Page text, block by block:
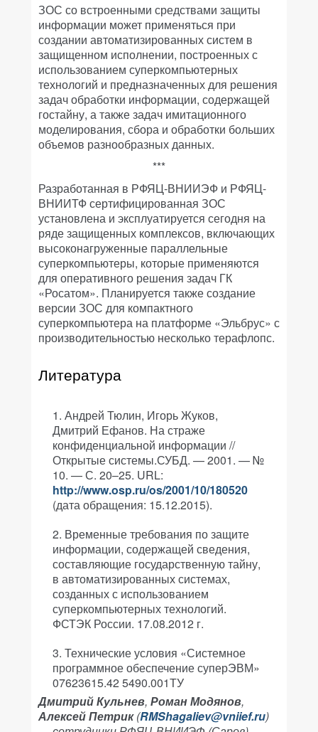
ЗОС со встроенными средствами защиты
информации может применяться при
создании автоматизированных систем в
защищенном исполнении, построенных с
использованием суперкомпьютерных
технологий и предназначенных для решения
задач обработки информации, содержащей
гостайну, а также задач имитационного
моделирования, сбора и обработки больших
объемов разнообразных данных.
***
Разработанная в РФЯЦ-ВНИИЭФ и РФЯЦ-
ВНИИТФ сертифицированная ЗОС
установлена и эксплуатируется сегодня на
ряде защищенных комплексов, включающих
высоконагруженные параллельные
суперкомпьютеры, которые применяются
для оперативного решения задач ГК
«Росатом». Планируется также создание
версии ЗОС для компактного
суперкомпьютера на платформе «Эльбрус» с
производительностью несколько терафлопс.
Литература
Андрей Тюлин, Игорь Жуков,
Дмитрий Ефанов. На страже
конфиденциальной информации //
Открытые системы.СУБД. — 2001. — №
10. — С. 20–25. URL:
http://www.osp.ru/os/2001/10/180520
(дата обращения: 15.12.2015).
Временные требования по защите
информации, содержащей сведения,
составляющие государственную тайну,
в автоматизированных системах,
созданных с использованием
суперкомпьютерных технологий.
ФСТЭК России. 17.08.2012 г.
Технические условия «Системное
программное обеспечение суперЭВМ»
07623615.42 5490.001ТУ
Дмитрий Кульнев, Роман Модянов,
Алексей Петрик(RMShagaliev@vniief.ru)